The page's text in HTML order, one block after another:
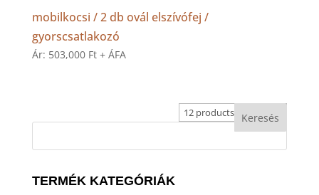
mobilkocsi / 2 db ovál elszívófej /
gyorscsatlakozó
Ár: 503,000 Ft + ÁFA
TERMÉK KATEGÓRIÁK